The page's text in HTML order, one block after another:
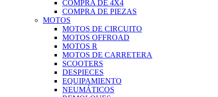
COMPRA DE 4X4
COMPRA DE PIEZAS
MOTOS
MOTOS DE CIRCUITO
MOTOS OFFROAD
MOTOS R
MOTOS DE CARRETERA
SCOOTERS
DESPIECES
EQUIPAMIENTO
NEUMÁTICOS